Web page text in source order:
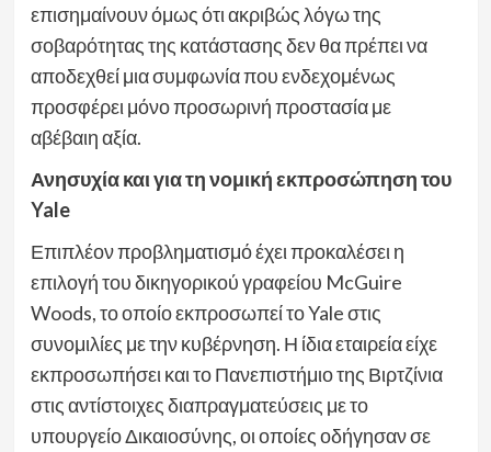
επισημαίνουν όμως ότι ακριβώς λόγω της
σοβαρότητας της κατάστασης δεν θα πρέπει να
αποδεχθεί μια συμφωνία που ενδεχομένως
προσφέρει μόνο προσωρινή προστασία με
αβέβαιη αξία.
Ανησυχία και για τη νομική εκπροσώπηση του
Yale
Επιπλέον προβληματισμό έχει προκαλέσει η
επιλογή του δικηγορικού γραφείου McGuire
Woods, το οποίο εκπροσωπεί το Yale στις
συνομιλίες με την κυβέρνηση. Η ίδια εταιρεία είχε
εκπροσωπήσει και το Πανεπιστήμιο της Βιρτζίνια
στις αντίστοιχες διαπραγματεύσεις με το
υπουργείο Δικαιοσύνης, οι οποίες οδήγησαν σε